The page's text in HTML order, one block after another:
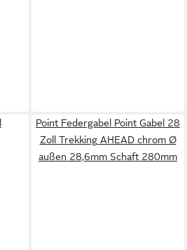
Point Federgabel Point Gabel 28
Zoll Trekking AHEAD chrom Ø
außen 28,6mm Schaft 280mm